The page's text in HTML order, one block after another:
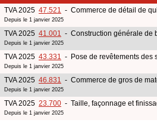
TVA 2025 47.521 - Commerce de détail de
Depuis le 1 janvier 2025
TVA 2025 41.001 - Construction générale de
Depuis le 1 janvier 2025
TVA 2025 43.331 - Pose de revêtements des
Depuis le 1 janvier 2025
TVA 2025 46.831 - Commerce de gros de
Depuis le 1 janvier 2025
TVA 2025 23.700 - Taille, façonnage et
Depuis le 1 janvier 2025